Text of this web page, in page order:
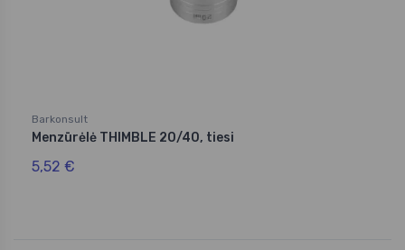
Barkonsult
Menzūrėlė THIMBLE 20/40, tiesi
5,52 €